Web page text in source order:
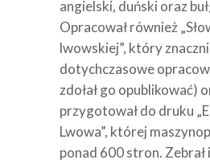
angielski, duński oraz
Opracował również
lwowskiej”, który
dotychczasowe
zdołał go opublikować)
przygotował do druku
Lwowa”, której
ponad 600 stron. Zebrał